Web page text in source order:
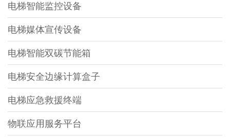
电梯智能监控设备
电梯媒体宣传设备
电梯智能双碳节能箱
电梯安全边缘计算盒子
电梯应急救援终端
物联应用服务平台